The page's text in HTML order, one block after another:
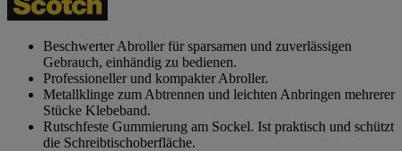
Link
gleichenBeschwerter Abroller für sparsamen und zuverlässigen
Gebrauch, einhändig zu bedienen.
Professioneller und kompakter Abroller.
Metallklinge zum Abtrennen und leichten Anbringen mehrerer
Stücke Klebeband.
Rutschfeste Gummierung am Sockel. Ist praktisch und schützt
die Schreibtischoberfläche.